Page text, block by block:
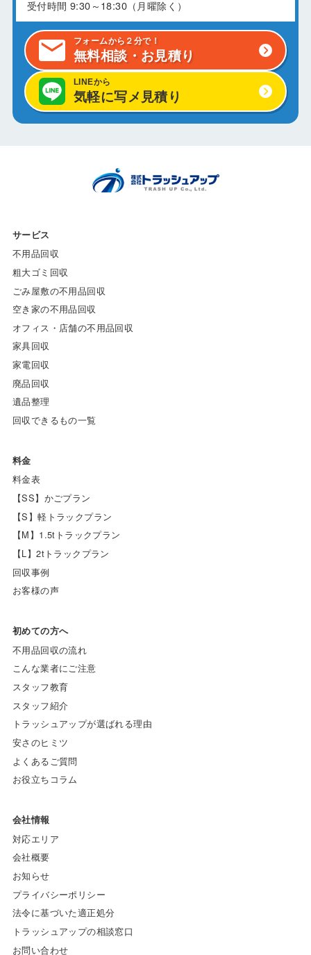
受付時間 9:30～18:30（月曜除く）
フォームから２分で！
無料相談・お見積り
LINEから
気軽に写メ見積り
サービス
不用品回収
粗大ゴミ回収
ごみ屋敷の不用品回収
空き家の不用品回収
オフィス・店舗の不用品回収
家具回収
家電回収
廃品回収
遺品整理
回収できるもの一覧
料金
料金表
【SS】かごプラン
【S】軽トラックプラン
【M】1.5tトラックプラン
【L】2tトラックプラン
回収事例
お客様の声
初めての方へ
不用品回収の流れ
こんな業者にご注意
スタッフ教育
スタッフ紹介
トラッシュアップが選ばれる理由
安さのヒミツ
よくあるご質問
お役立ちコラム
会社情報
対応エリア
会社概要
お知らせ
プライバシーポリシー
法令に基づいた適正処分
トラッシュアップの相談窓口
お問い合わせ